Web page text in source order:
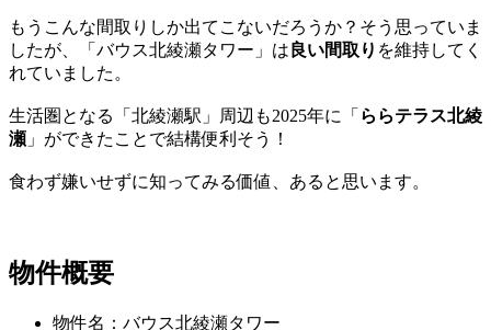
もうこんな間取りしか出てこないだろうか？そう思っていま
したが、「バウス北綾瀬タワー」は 良い間取り を維持してく
れていました。
生活圏となる「北綾瀬駅」周辺も2025年に「 ららテラス北綾
瀬 」ができたことで結構便利そう！
食わず嫌いせずに知ってみる価値、あると思います。
物件概要
物件名：バウス北綾瀬タワー